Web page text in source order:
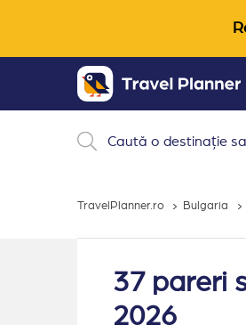
TravelPlanner.ro Bulgaria
37 pareri
2026